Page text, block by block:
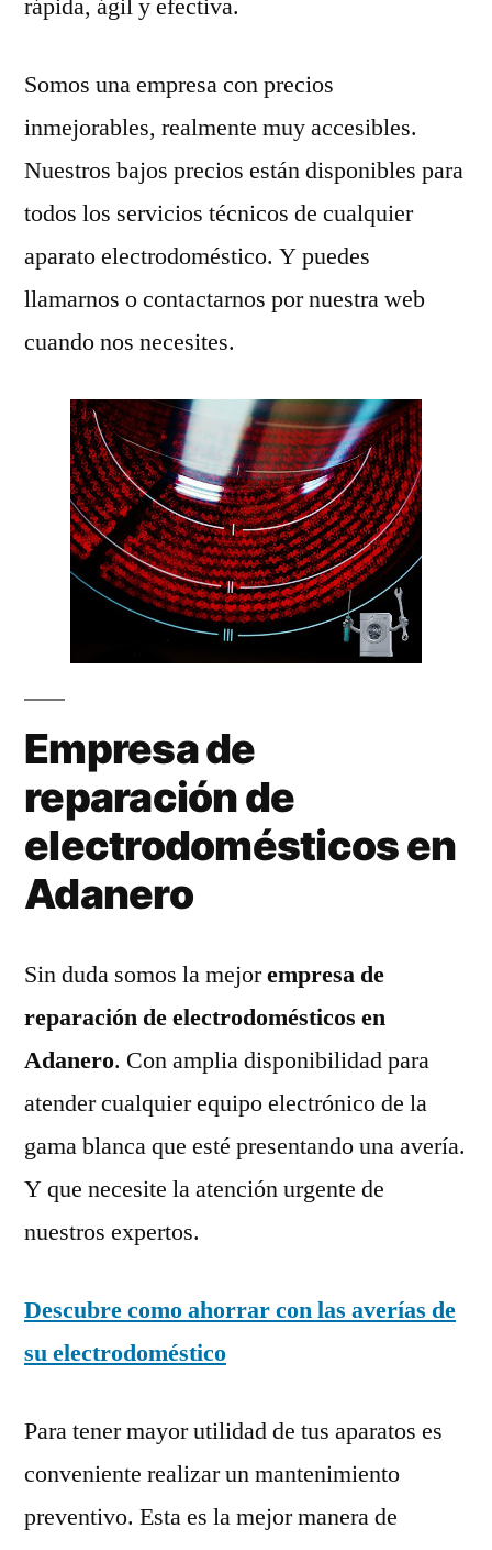
Somos una empresa con precios
inmejorables, realmente muy accesibles.
Nuestros bajos precios están disponibles para
todos los servicios técnicos de cualquier
aparato electrodoméstico. Y puedes
llamarnos o contactarnos por nuestra web
cuando nos necesites.
Empresa de
reparación de
electrodomésticos en
Adanero
Sin duda somos la mejorempresa de
reparación de electrodomésticos en
Adanero. Con amplia disponibilidad para
atender cualquier equipo electrónico de la
gama blanca que esté presentando una avería.
Y que necesite la atención urgente de
nuestros expertos.
Descubre como ahorrar con las averías de
su electrodoméstico
Para tener mayor utilidad de tus aparatos es
conveniente realizar un mantenimiento
preventivo. Esta es la mejor manera de